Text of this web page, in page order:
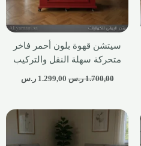
سيتشن قهوة بلون أحمر فاخر
متحركة سهلة النقل والتركيب
1.700,00 ر.س 1.299,00 ر.س